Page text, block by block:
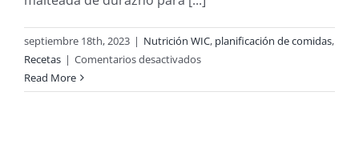
septiembre 18th, 2023 | Nutrición WIC, planificación de comidas,
Recetas | Comentarios desactivadosen
de
Read More